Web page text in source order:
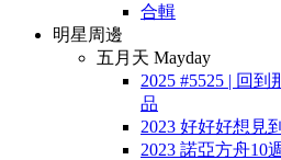
合輯
明星周邊
五月天 Mayday
2025 #5525 | 回
品
2023 好好好想見
2023 諾亞方舟10